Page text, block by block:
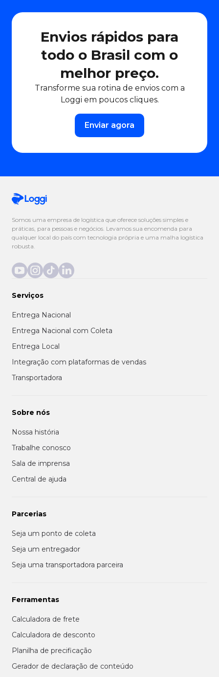
Envios rápidos para
todo o Brasil com o
melhor preço.
Transforme sua rotina de envios com a
Loggi em poucos cliques.
Enviar agora
Somos uma empresa de logística que oferece soluções simples e
práticas, para pessoas e negócios. Levamos sua encomenda para
qualquer local do país com tecnologia própria e uma malha logística
robusta.
Serviços
Entrega Nacional
Entrega Nacional com Coleta
Entrega Local
Integração com plataformas de vendas
Transportadora
Sobre nós
Nossa história
Trabalhe conosco
Sala de imprensa
Central de ajuda
Parcerias
Seja um ponto de coleta
Seja um entregador
Seja uma transportadora parceira
Ferramentas
Calculadora de frete
Calculadora de desconto
Planilha de precificação
Gerador de declaração de conteúdo